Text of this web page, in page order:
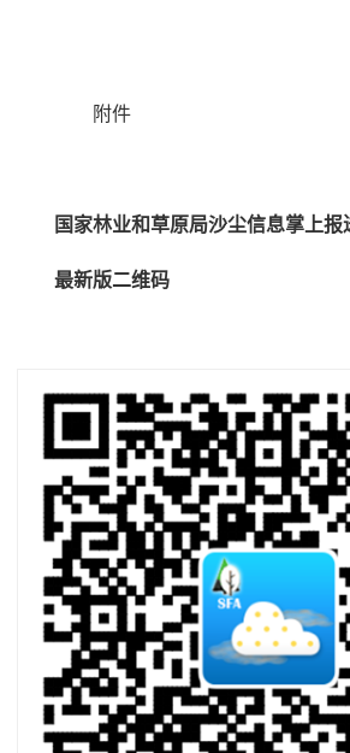
附件
国家林业和草原局沙尘信息掌上报
最新版二维码